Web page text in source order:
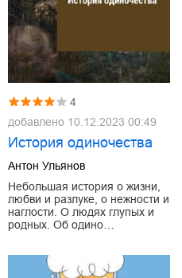
4
добавлено 10.12.2023 00:49
История одиночества
Антон Ульянов
Небольшая история о жизни,
любви и разлуке, о нежности и
наглости. О людях глупых и
родных. Об одино…